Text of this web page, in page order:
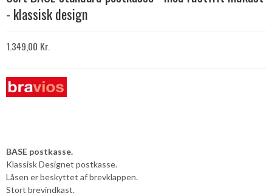
- klassisk design
1.349,00 Kr.
BASE postkasse.
Klassisk Designet postkasse.
Låsen er beskyttet af brevklappen.
Stort brevindkast.